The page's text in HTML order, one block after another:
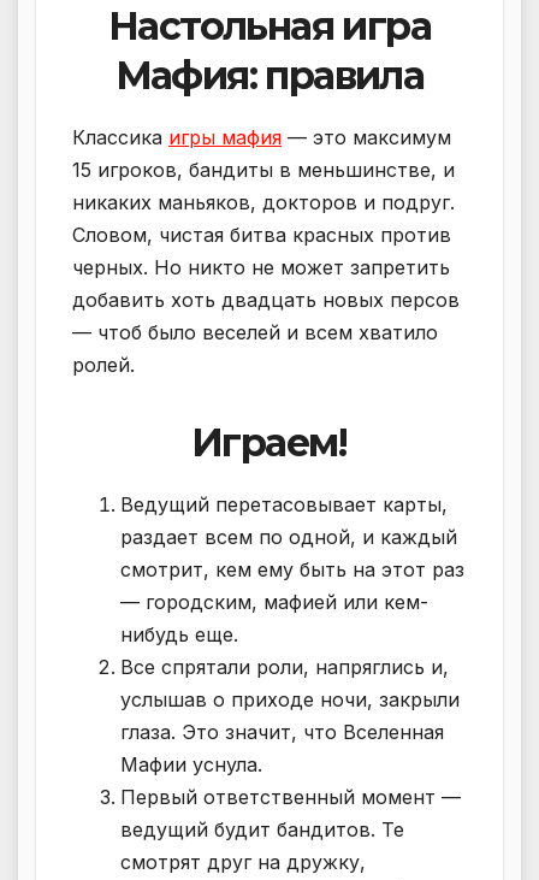
Настольная игра
Мафия: правила
Классика игры мафия — это максимум
15 игроков, бандиты в меньшинстве, и
никаких маньяков, докторов и подруг.
Словом, чистая битва красных против
черных. Но никто не может запретить
добавить хоть двадцать новых персов
— чтоб было веселей и всем хватило
ролей.
Играем!
Ведущий перетасовывает карты,
раздает всем по одной, и каждый
смотрит, кем ему быть на этот раз
— городским, мафией или кем-
нибудь еще.
Все спрятали роли, напряглись и,
услышав о приходе ночи, закрыли
глаза. Это значит, что Вселенная
Мафии уснула.
Первый ответственный момент —
ведущий будит бандитов. Те
смотрят друг на дружку,